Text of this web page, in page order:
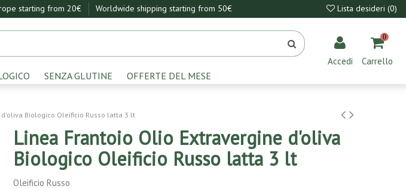
starting from 20€ Worldwide shipping starting from 50€ Lista desideri (0)
Accedi
0
Carrello
SENZA GLUTINE OFFERTE DEL MESE
Biologico Oleificio Russo latta 3 lt
Linea Frantoio Olio Extravergine d'oliva
Biologico Oleificio Russo latta 3 lt
Oleificio Russo